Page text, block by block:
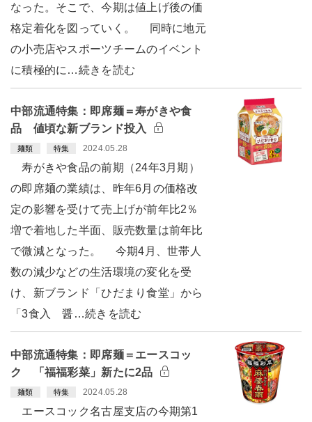
なった。そこで、今期は値上げ後の価
格定着化を図っていく。 同時に地元
の小売店やスポーツチームのイベント
に積極的に…続きを読む
中部流通特集：即席麺＝寿がきや食
品 値頃な新ブランド投入
麺類 特集 2024.05.28
寿がきや食品の前期（24年3月期）
の即席麺の業績は、昨年6月の価格改
定の影響を受けて売上げが前年比2％
増で着地した半面、販売数量は前年比
で微減となった。 今期4月、世帯人
数の減少などの生活環境の変化を受
け、新ブランド「ひだまり食堂」から
「3食入 醤…続きを読む
中部流通特集：即席麺＝エースコッ
ク 「福福彩菜」新たに2品
麺類 特集 2024.05.28
エースコック名古屋支店の今期第1